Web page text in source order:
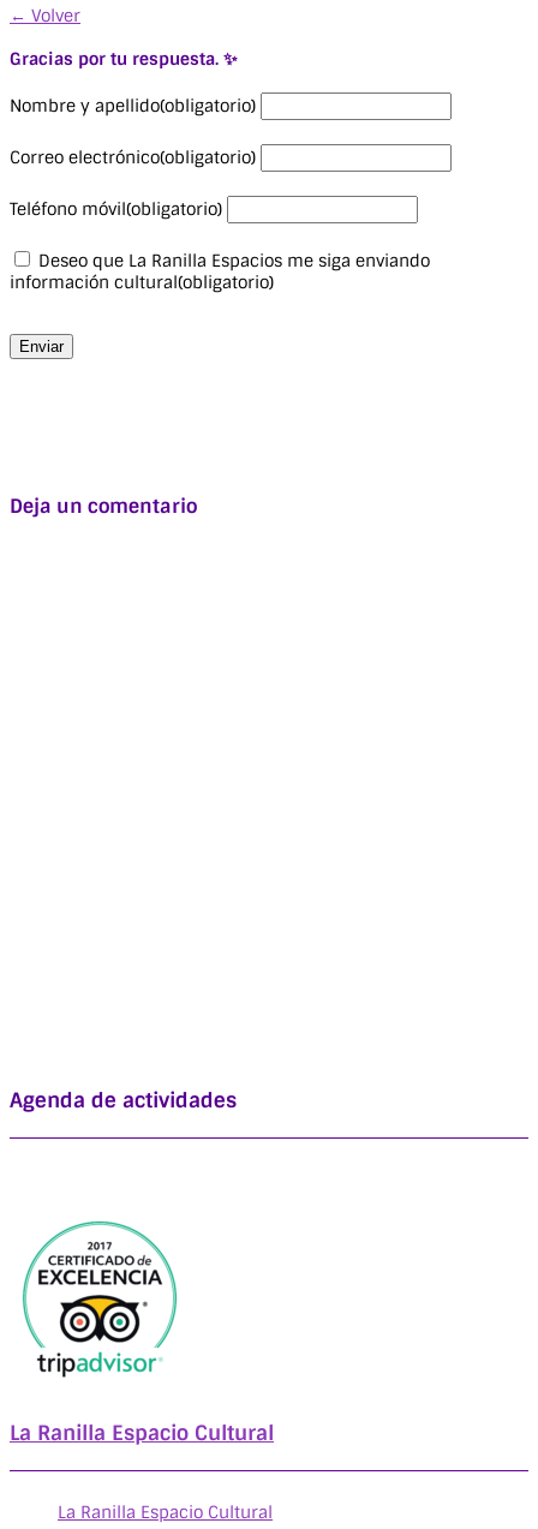
← Volver
Gracias por tu respuesta. ✨
Nombre y apellido(obligatorio)
Correo electrónico(obligatorio)
Teléfono móvil(obligatorio)
Deseo que La Ranilla Espacios me siga enviando
información cultural(obligatorio)
Enviar
Deja un comentario
Agenda de actividades
La Ranilla Espacio Cultural
La Ranilla Espacio Cultural